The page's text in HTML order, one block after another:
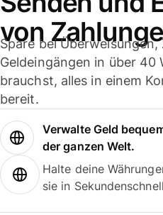
von
Spare bei Überweisungen,
Geldeingängen in über 40
brauchst, alles in einem
bereit.
Verwalte Geld
der ganzen Welt.
Halte deine
sie in